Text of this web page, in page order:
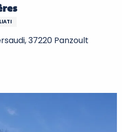
37220 Panzoult
favoris